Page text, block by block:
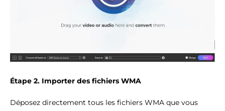
Étape 2. Importer des fichiers WMA
Déposez directement tous les fichiers WMA que vous